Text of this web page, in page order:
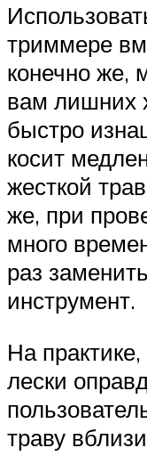
триммере
конечно же,
вам лишних
быстро
косит
жесткой
же, при
много
раз
инструмент.
На
лески
траву